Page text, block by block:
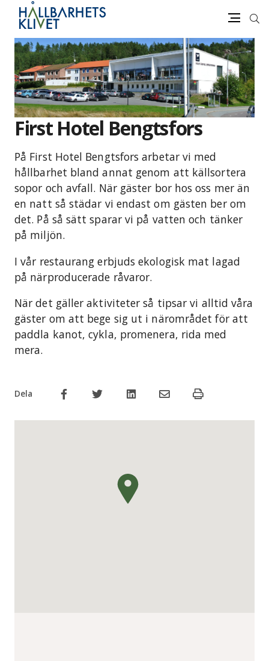
vidare
innehåll
Sök
First Hotel Bengtsfors
På First Hotel Bengtsfors arbetar vi med
hållbarhet bland annat genom att källsortera
sopor och avfall. När gäster bor hos oss mer än
en natt så städar vi endast om gästen ber om
det. På så sätt sparar vi på vatten och tänker
på miljön.
I vår restaurang erbjuds ekologisk mat lagad
på närproducerade råvaror.
När det gäller aktiviteter så tipsar vi alltid våra
gäster om att bege sig ut i närområdet för att
paddla kanot, cykla, promenera, rida med
mera.
Dela